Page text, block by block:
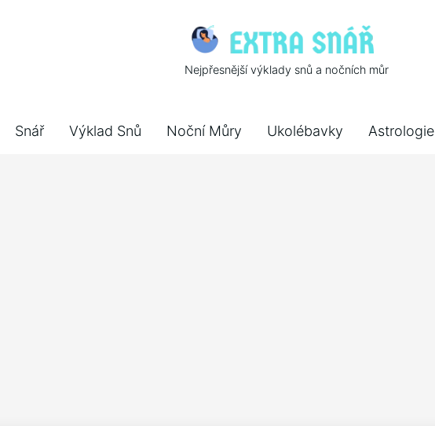
Nejpřesnější výklady snů a nočních můr
Snář Výklad Snů Noční Můry Ukolébavky Astrologie